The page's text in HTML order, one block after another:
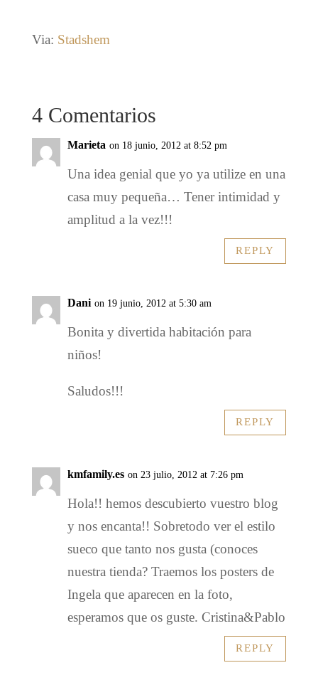
Via: Stadshem
4 Comentarios
Marieta on 18 junio, 2012 at 8:52 pm
Una idea genial que yo ya utilize en una
casa muy pequeña… Tener intimidad y
amplitud a la vez!!!
REPLY
Dani on 19 junio, 2012 at 5:30 am
Bonita y divertida habitación para
niños!
Saludos!!!
REPLY
kmfamily.es on 23 julio, 2012 at 7:26 pm
Hola!! hemos descubierto vuestro blog
y nos encanta!! Sobretodo ver el estilo
sueco que tanto nos gusta (conoces
nuestra tienda? Traemos los posters de
Ingela que aparecen en la foto,
esperamos que os guste. Cristina&Pablo
REPLY